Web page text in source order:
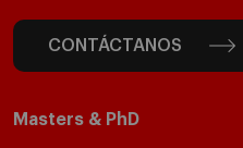
CONTÁCTANOS
Masters & PhD